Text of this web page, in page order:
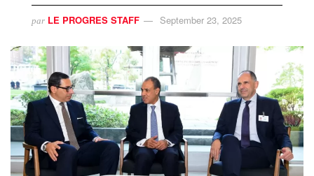
par LE PROGRES STAFF September 23, 2025